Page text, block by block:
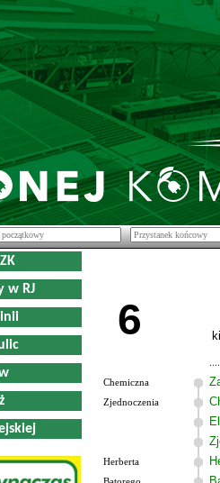
w RJ
6
Chemiczna
Zjednoczenia
Herberta